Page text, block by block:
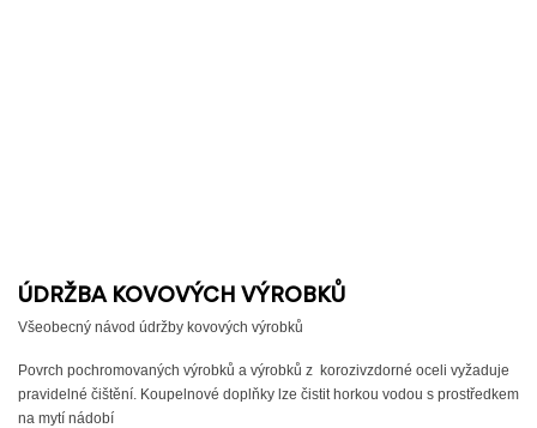
ÚDRŽBA KOVOVÝCH VÝROBKŮ
Všeobecný návod údržby kovových výrobků
Povrch pochromovaných výrobků a výrobků z korozivzdorné oceli vyžaduje
pravidelné čištění. Koupelnové doplňky lze čistit horkou vodou s prostředkem
na mytí nádobí